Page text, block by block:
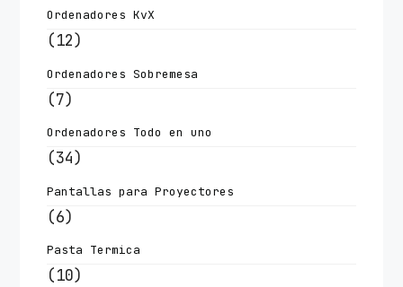
Ordenadores KvX
(12)
Ordenadores Sobremesa
(7)
Ordenadores Todo en uno
(34)
Pantallas para Proyectores
(6)
Pasta Termica
(10)